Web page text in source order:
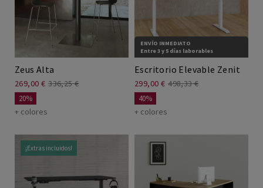
Zeus Alta
269,00 € 336,25 €
20%
+ colores
ENVÍO INMEDIATO
Entre 3 y 5 días laborables
Escritorio Elevable Zenit
299,00 € 498,33 €
40%
+ colores
¡Extras incluidos!